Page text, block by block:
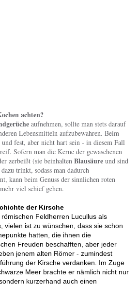
achten?
aufnehmen, sollte man stets darauf
Lebensmitteln aufzubewahren. Beim
fest, aber nicht hart sein - in diesem Fall
Sofern man die Kerne der gewaschenen
zerbeißt (sie beinhalten Blausäure und sind
trinkt, sodass man dadurch
kann beim Genuss der sinnlichen roten
viel schief gehen.
der Kirsche
Feldherren Lucullus als
vielen ist zu wünschen, dass sie schon
hatten, die ihnen die
Freuden beschafften, aber jeder
jenem alten Römer - zumindest
der Kirsche verdanken. Im Zuge
Meer brachte er nämlich nicht nur
kurzerhand auch einen